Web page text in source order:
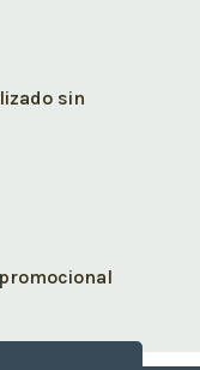
sin